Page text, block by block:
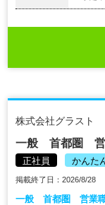
株式会社グラスト
一般 首都圏 営
正社員 かんた
掲載終了日：2026/8/28
一般 首都圏 営業職